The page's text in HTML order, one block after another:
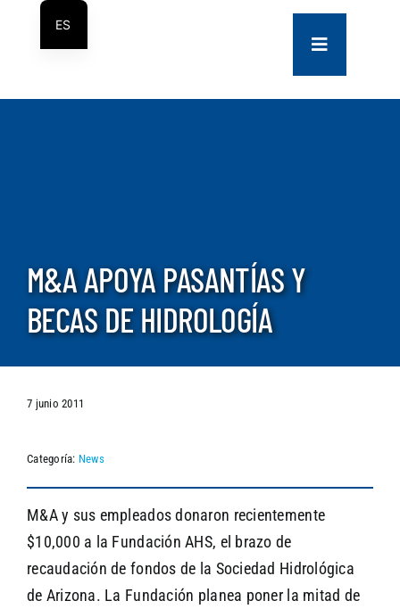
Navegación
de
palanca
COMPANY
CONTACT US
M&A APOYA PASANTÍAS Y
BECAS DE HIDROLOGÍA
7 junio 2011
Categoría: News
M&A y sus empleados donaron recientemente
$10,000 a la Fundación AHS, el brazo de
recaudación de fondos de la Sociedad Hidrológica
de Arizona. La Fundación planea poner la mitad de
ES
EN